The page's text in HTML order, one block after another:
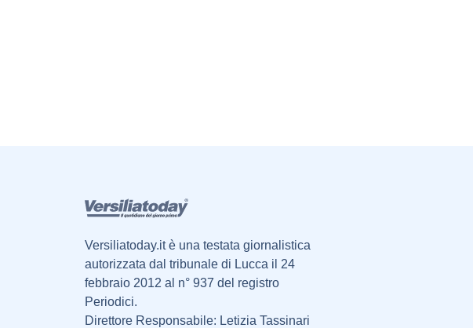
Versiliatoday.it è una testata giornalistica
autorizzata dal tribunale di Lucca il 24
febbraio 2012 al n° 937 del registro
Periodici.
Direttore Responsabile: Letizia Tassinari